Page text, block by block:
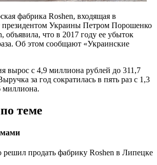
фабрика Roshen, входящая в
Украины Петром Порошенко
объявила, что в 2017 году ее убыток
Об этом сообщают «Украинские
вырос с 4,9 миллиона рублей до 311,7
за год сократилась в пять раз с 1,3
миллиона.
теме
продать фабрику Roshen в Липецке